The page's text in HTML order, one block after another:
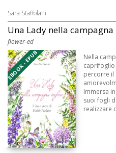
Sara Staffolani
Una Lady nella campagna
flower-ed
EBOOK - EPUB
Nella
caprifoglio
percorre il
Immersa
suoi fogli
realizzare